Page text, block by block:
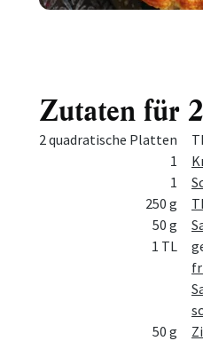
Zutaten für
MengeZutat
2 quadratische Platten
1
1
250 g
50 g
1 TL
50 g